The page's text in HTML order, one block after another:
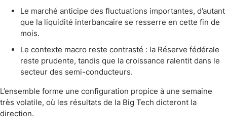
Le marché anticipe des fluctuations importantes, d’autant
que la liquidité interbancaire se resserre en cette fin de
mois.
Le contexte macro reste contrasté : la Réserve fédérale
reste prudente, tandis que la croissance ralentit dans le
secteur des semi-conducteurs.
L’ensemble forme une configuration propice à une semaine
très volatile, où les résultats de la Big Tech dicteront la
direction.